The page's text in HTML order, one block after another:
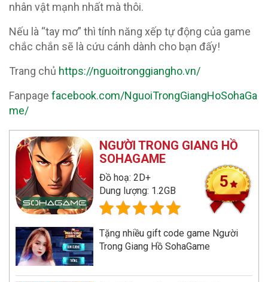
nhân vật mạnh nhất mà thôi.
Nếu là “tay mơ” thì tính năng xếp tự động của game
chắc chắn sẽ là cứu cánh dành cho bạn đấy!
Trang chủ https://nguoitronggiangho.vn/
Fanpage facebook.com/NguoiTrongGiangHoSohaGa
me/
NGƯỜI TRONG GIANG HỒ
SOHAGAME
Đồ hoạ: 2D+
Dung lượng: 1.2GB
5
Tặng nhiều gift code game Người
Trong Giang Hồ SohaGame